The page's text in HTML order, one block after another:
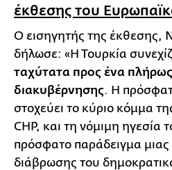
έκθεσης του
Ο εισηγητής της έκθεσης,
δήλωσε: «Η Τουρκία
ταχύτατα προς ένα
διακυβέρνησης. Η
στοχεύει το κύριο κόμμα
CHP, και τη νόμιμη ηγεσία
πρόσφατο παράδειγμα
διάβρωσης του